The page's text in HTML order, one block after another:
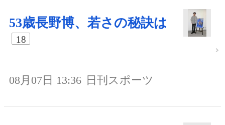
53歳長野博、若さの秘訣は
18
08月07日 13:36 日刊スポーツ